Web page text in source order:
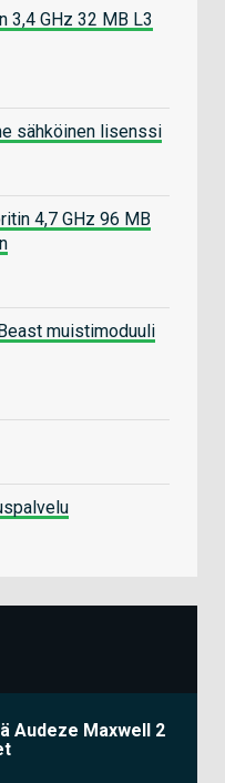
3,4 GHz 32 MB L3
sähköinen lisenssi
4,7 GHz 96 MB
muistimoduuli
Audeze Maxwell 2